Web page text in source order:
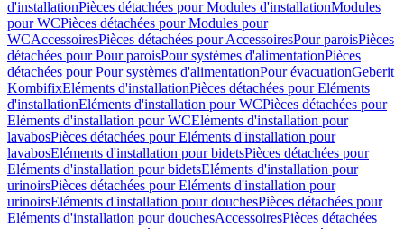
d'installationPièces détachées pour Modules d'installationModules
pour WCPièces détachées pour Modules pour
WCAccessoiresPièces détachées pour AccessoiresPour paroisPièces
détachées pour Pour paroisPour systèmes d'alimentationPièces
détachées pour Pour systèmes d'alimentationPour évacuationGeberit
KombifixEléments d'installationPièces détachées pour Eléments
d'installationEléments d'installation pour WCPièces détachées pour
Eléments d'installation pour WCEléments d'installation pour
lavabosPièces détachées pour Eléments d'installation pour
lavabosEléments d'installation pour bidetsPièces détachées pour
Eléments d'installation pour bidetsEléments d'installation pour
urinoirsPièces détachées pour Eléments d'installation pour
urinoirsEléments d'installation pour douchesPièces détachées pour
Eléments d'installation pour douchesAccessoiresPièces détachées